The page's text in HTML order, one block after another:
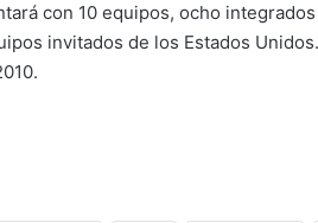
con 10 equipos, ocho
invitados de los Estados